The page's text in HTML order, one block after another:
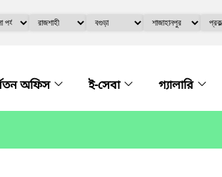
অফিস ই-সেবা গ্যালারি